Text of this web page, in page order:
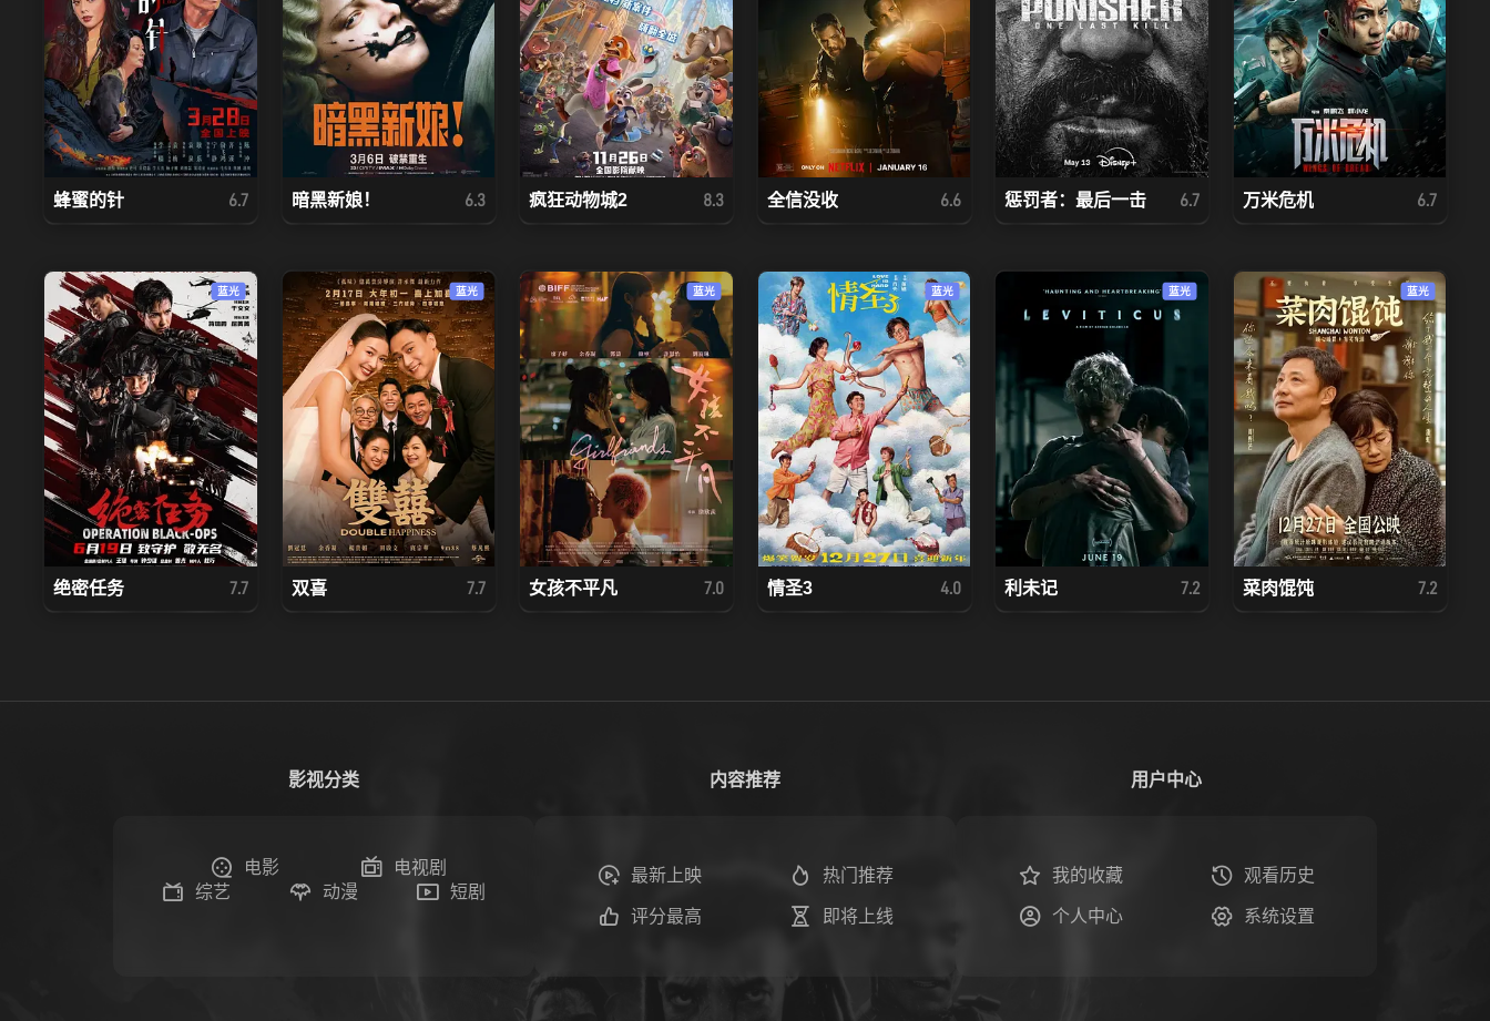
蜂蜜的针 6.7 暗黑新娘！ 6.3 疯狂动物城2 8.3 全信没收 6.6 惩罚者：最后一击 6.7 万米危机 6.7
蓝光
绝密任务 7.7
蓝光
双喜 7.7
蓝光
女孩不平凡 7.0
蓝光
情圣3 4.0
蓝光
利未记 7.2
蓝光
菜肉馄饨 7.2
影视分类
电影
电视剧
综艺
动漫 短剧
内容推荐
最新上映 热门推荐
评分最高 即将上线
用户中心
我的收藏 观看历史
个人中心 系统设置